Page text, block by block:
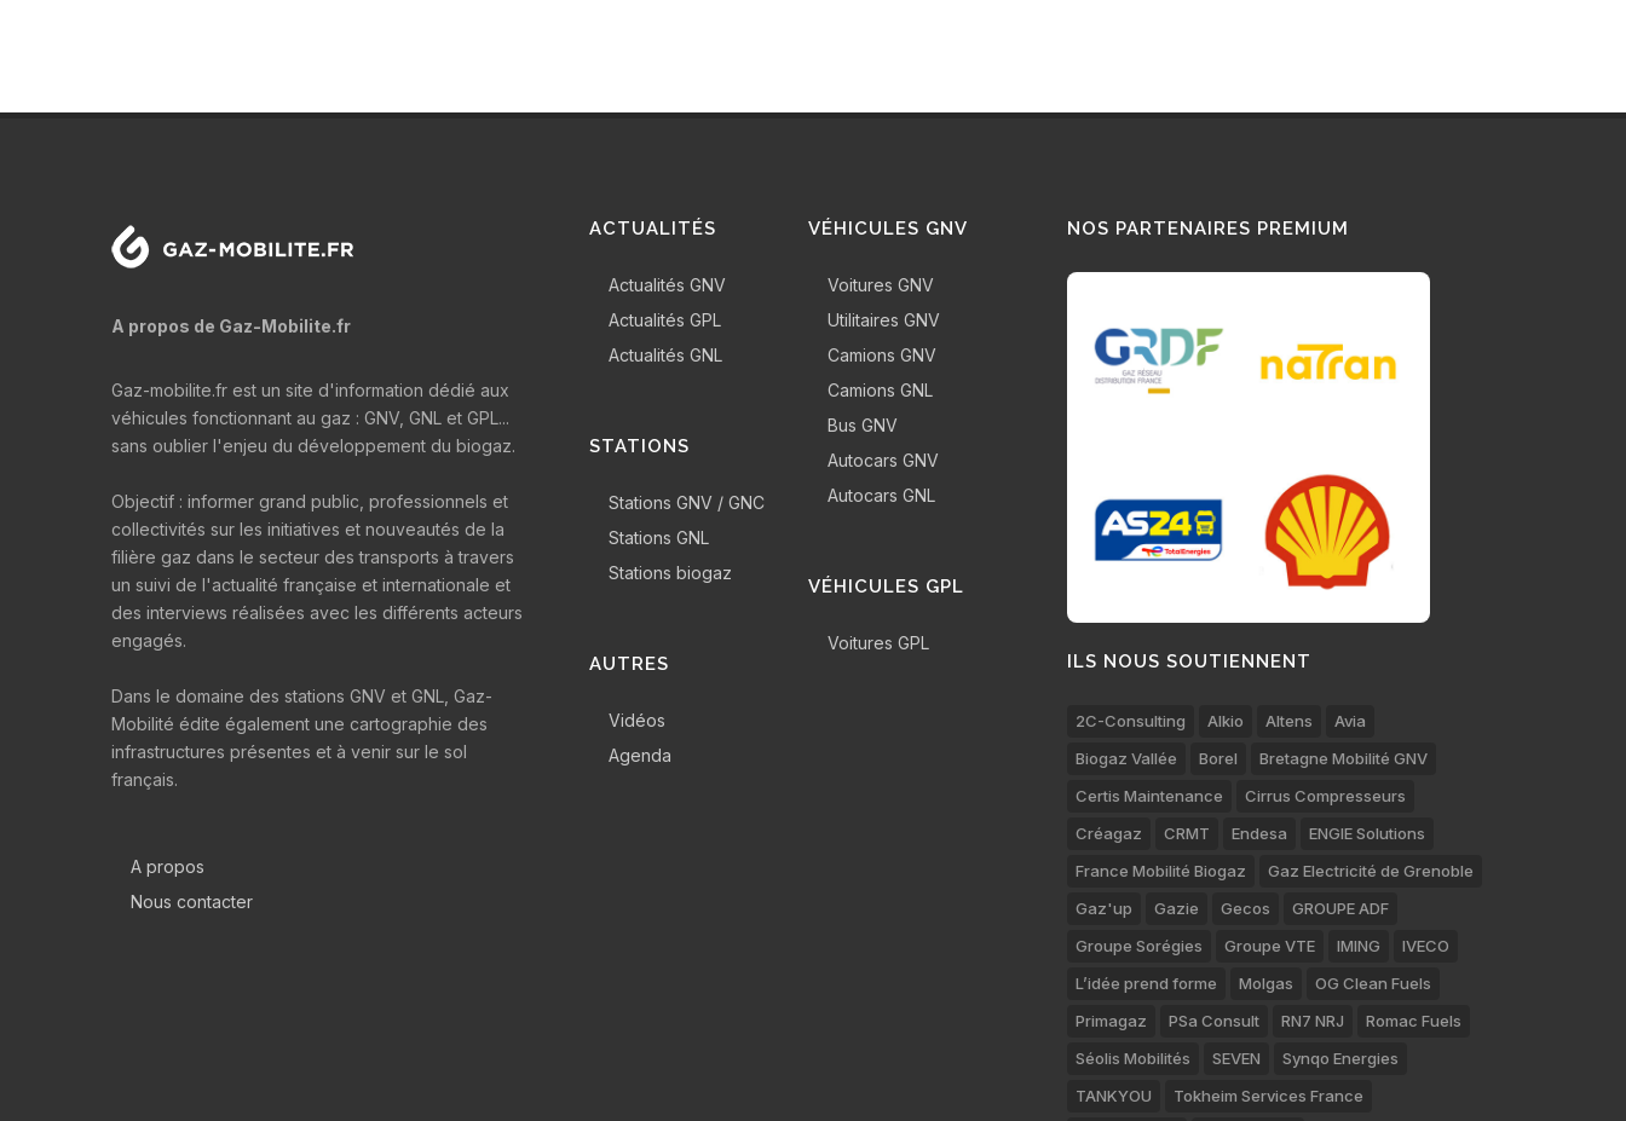
A propos de Gaz-Mobilite.fr
Gaz-mobilite.fr est un site d'information dédié aux
véhicules fonctionnant au gaz : GNV, GNL et GPL...
sans oublier l'enjeu du développement du biogaz.
Objectif : informer grand public, professionnels et
collectivités sur les initiatives et nouveautés de la
filière gaz dans le secteur des transports à travers
un suivi de l'actualité française et internationale et
des interviews réalisées avec les différents acteurs
engagés.
Dans le domaine des stations GNV et GNL, Gaz-
Mobilité édite également une cartographie des
infrastructures présentes et à venir sur le sol
français.
A propos
Nous contacter
ACTUALITÉS
Actualités GNV
Actualités GPL
Actualités GNL
STATIONS
Stations GNV / GNC
Stations GNL
Stations biogaz
AUTRES
Vidéos
Agenda
VÉHICULES GNV
Voitures GNV
Utilitaires GNV
Camions GNV
Camions GNL
Bus GNV
Autocars GNV
Autocars GNL
VÉHICULES GPL
Voitures GPL
NOS PARTENAIRES PREMIUM
ILS NOUS SOUTIENNENT
2C-Consulting Alkio Altens
Avia
Biogaz Vallée
Borel
Bretagne Mobilité GNV
Certis Maintenance
Cirrus Compresseurs
Créagaz
CRMT Endesa
ENGIE Solutions
France Mobilité Biogaz
Gaz Electricité de Grenoble
Gaz'up
Gazie Gecos
GROUPE ADF
Groupe Sorégies
Groupe VTE IMING
IVECO
L’idée prend forme
Molgas
OG Clean Fuels
Primagaz
PSa Consult RN7 NRJ
Romac Fuels
Séolis Mobilités
SEVEN
Synqo Energies
TANKYOU
Tokheim Services France